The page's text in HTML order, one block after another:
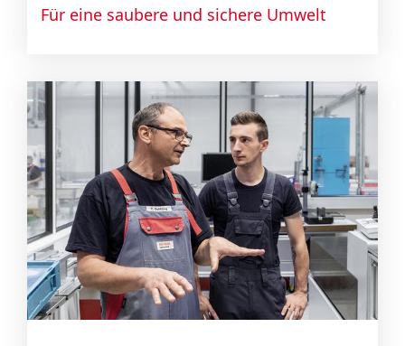
Für eine saubere und sichere Umwelt